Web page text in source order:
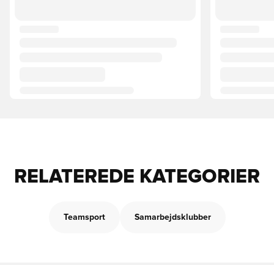
RELATEREDE KATEGORIER
Teamsport Samarbejdsklubber